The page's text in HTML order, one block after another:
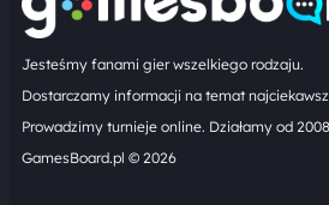
Jesteśmy fanami gier wszelkiego rodzaju.
Dostarczamy informacji na temat
Prowadzimy turnieje online. Działamy od
GamesBoard.pl © 2026